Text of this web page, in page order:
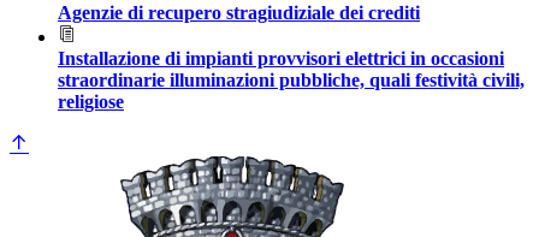
Agenzie di recupero stragiudiziale dei crediti
Installazione di impianti provvisori elettrici in occasioni
straordinarie illuminazioni pubbliche, quali festività civili,
religiose